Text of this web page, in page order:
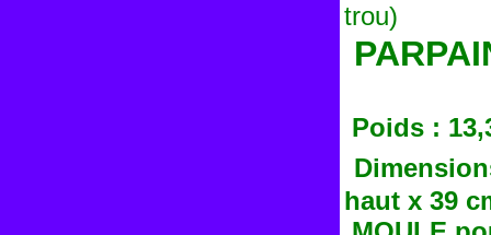
trou)
Poids :
haut x 39